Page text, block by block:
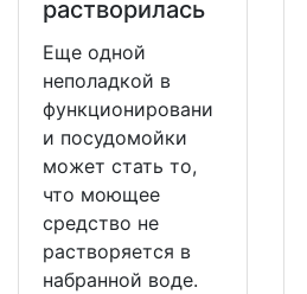
растворилась
Еще одной
неполадкой в
функционировани
и посудомойки
может стать то,
что моющее
средство не
растворяется в
набранной воде.